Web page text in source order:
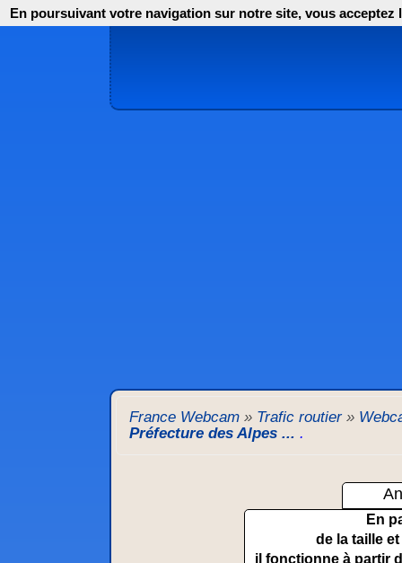
France Webcam » Trafic routier»
Préfecture des Alpes ... .
En
de la taille
il fonctionne à partir
En poursuivant votre navigation sur notre site, vous